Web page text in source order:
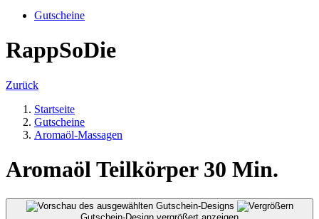
Gutscheine
RappSoDie
Zurück
Startseite
Gutscheine
Aromaöl-Massagen
Aromaöl Teilkörper 30 Min.